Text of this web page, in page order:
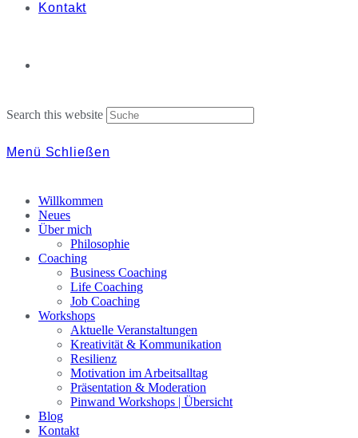
Kontakt
Search this website
Menü Schließen
Willkommen
Neues
Über mich
Philosophie
Coaching
Business Coaching
Life Coaching
Job Coaching
Workshops
Aktuelle Veranstaltungen
Kreativität & Kommunikation
Resilienz
Motivation im Arbeitsalltag
Präsentation & Moderation
Pinwand Workshops | Übersicht
Blog
Kontakt